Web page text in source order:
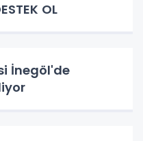
YAŞAM İÇİN DESTEK OL
İnegöl'de